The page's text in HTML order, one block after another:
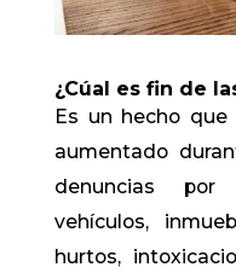
¿Cúal es fin de
Es un hecho
aumentado
denuncias
vehículos,
hurtos,